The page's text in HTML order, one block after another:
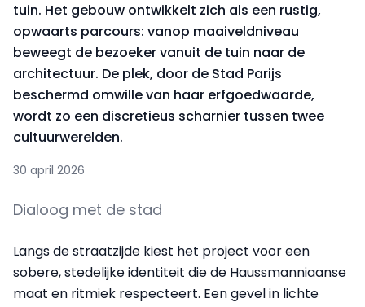
tuin. Het gebouw ontwikkelt zich als een rustig,
opwaarts parcours: vanop maaiveldniveau
beweegt de bezoeker vanuit de tuin naar de
architectuur. De plek, door de Stad Parijs
beschermd omwille van haar erfgoedwaarde,
wordt zo een discretieus scharnier tussen twee
cultuurwerelden.
30 april 2026
Dialoog met de stad
Langs de straatzijde kiest het project voor een
sobere, stedelijke identiteit die de Haussmanniaanse
maat en ritmiek respecteert. Een gevel in lichte